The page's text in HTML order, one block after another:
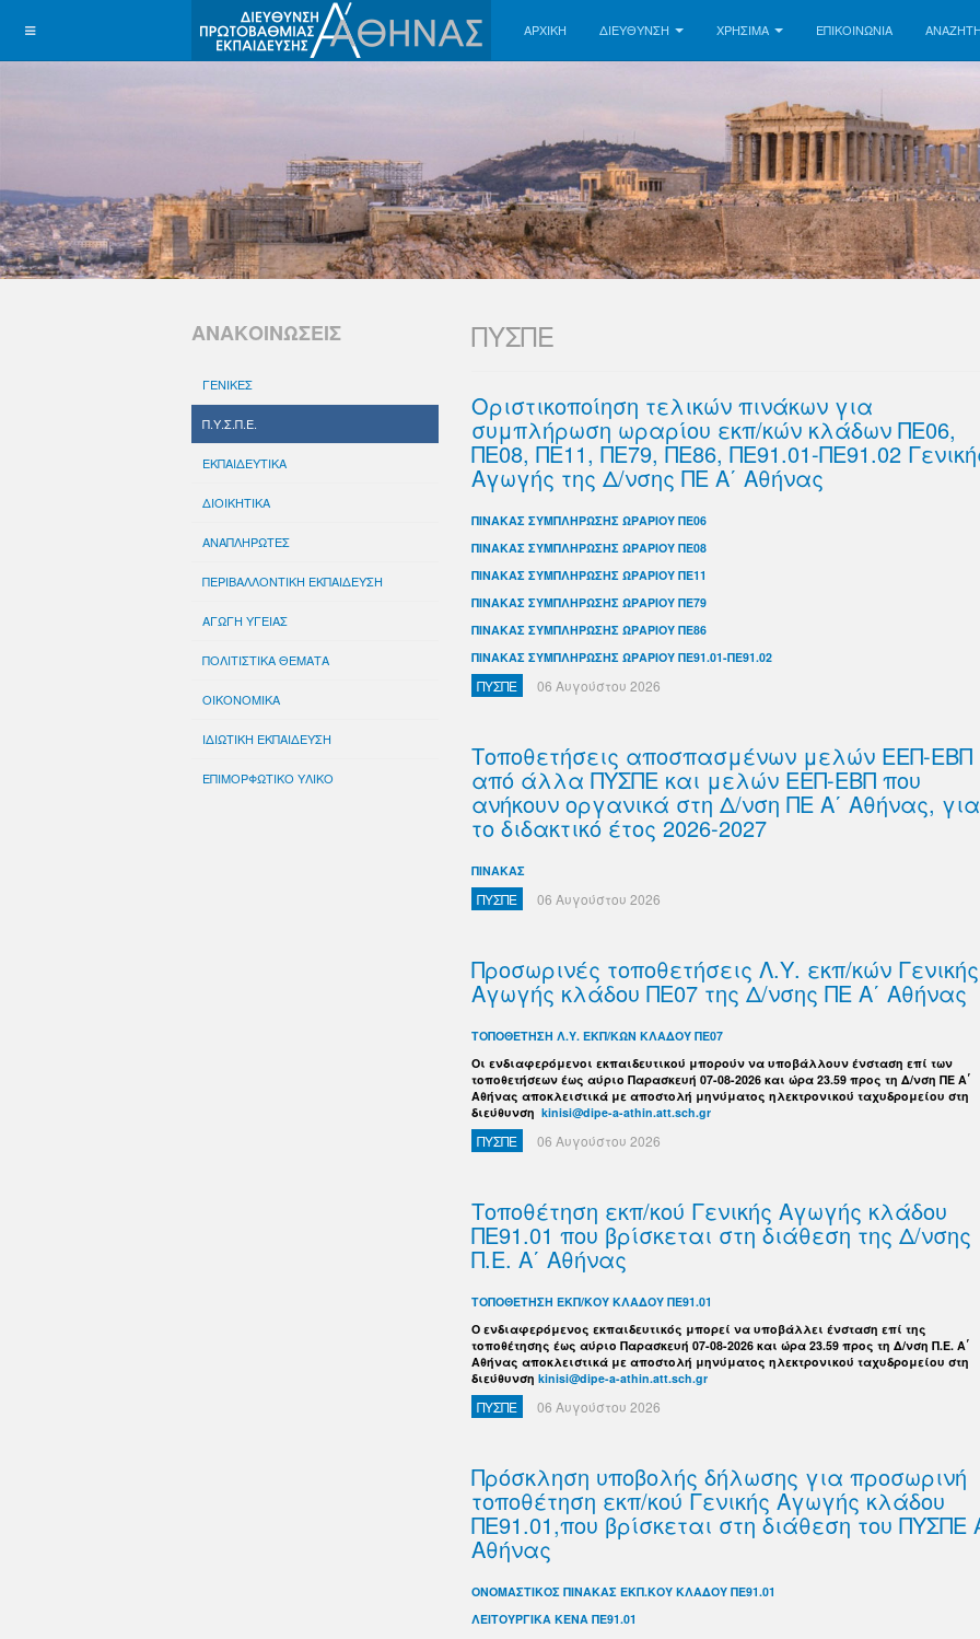
ΑΡΧΙΚΗ ΔΙΕΥΘΥΝΣΗ ΧΡΗΣΙΜΑ ΕΠΙΚΟΙΝΩΝΊΑ
ΠΥΣΠΕ
Οριστικοποίηση τελικών πινάκων για
συμπλήρωση ωραρίου εκπ/κών κλάδων ΠΕ06,
ΠΕ08, ΠΕ11, ΠΕ79, ΠΕ86, ΠΕ91.01-ΠΕ91.02
Αγωγής της Δ/νσης ΠΕ Α΄ Αθήνας
ΠΙΝΑΚΑΣ ΣΥΜΠΛΗΡΩΣΗΣ ΩΡΑΡΙΟΥ ΠΕ06
ΠΙΝΑΚΑΣ ΣΥΜΠΛΗΡΩΣΗΣ ΩΡΑΡΙΟΥ ΠΕ08
ΠΙΝΑΚΑΣ ΣΥΜΠΛΗΡΩΣΗΣ ΩΡΑΡΙΟΥ ΠΕ11
ΠΙΝΑΚΑΣ ΣΥΜΠΛΗΡΩΣΗΣ ΩΡΑΡΙΟΥ ΠΕ79
ΠΙΝΑΚΑΣ ΣΥΜΠΛΗΡΩΣΗΣ ΩΡΑΡΙΟΥ ΠΕ86
ΠΙΝΑΚΑΣ ΣΥΜΠΛΗΡΩΣΗΣ ΩΡΑΡΙΟΥ ΠΕ91.01-ΠΕ91.02
ΠΥΣΠΕ 06 Αυγούστου 2026
Τοποθετήσεις αποσπασμένων μελών ΕΕΠ-ΕΒΠ
από άλλα ΠΥΣΠΕ και μελών ΕΕΠ-ΕΒΠ που
ανήκουν οργανικά στη Δ/νση ΠΕ Α΄ Αθήνας, για
το διδακτικό έτος 2026-2027
ΠΙΝΑΚΑΣ
ΠΥΣΠΕ 06 Αυγούστου 2026
Προσωρινές τοποθετήσεις Λ.Υ. εκπ/κών Γενικής
Αγωγής κλάδου ΠΕ07 της Δ/νσης ΠΕ Α΄ Αθήνας
ΤΟΠΟΘΕΤΗΣΗ Λ.Υ. ΕΚΠ/ΚΩΝ ΚΛΑΔΟΥ ΠΕ07
Οι ενδιαφερόμενοι εκπαιδευτικού μπορούν να υποβάλλουν ένσταση επί των
τοποθετήσεων έως αύριο Παρασκευή 07-08-2026 και ώρα 23.59 προς τη Δ/νση ΠΕ Α΄
Αθήνας αποκλειστικά με αποστολή μηνύματος ηλεκτρονικού ταχυδρομείου στη
διεύθυνση kinisi@dipe-a-athin.att.sch.gr
ΠΥΣΠΕ 06 Αυγούστου 2026
Τοποθέτηση εκπ/κού Γενικής Αγωγής κλάδου
ΠΕ91.01 που βρίσκεται στη διάθεση της Δ/νσης
Π.Ε. Α΄ Αθήνας
ΤΟΠΟΘΕΤΗΣΗ ΕΚΠ/ΚΟΥ ΚΛΑΔΟΥ ΠΕ91.01
Ο ενδιαφερόμενος εκπαιδευτικός μπορεί να υποβάλλει ένσταση επί της
τοποθέτησης έως αύριο Παρασκευή 07-08-2026 και ώρα 23.59 προς τη Δ/νση Π.Ε. Α΄
Αθήνας αποκλειστικά με αποστολή μηνύματος ηλεκτρονικού ταχυδρομείου στη
διεύθυνση kinisi@dipe-a-athin.att.sch.gr
ΠΥΣΠΕ 06 Αυγούστου 2026
Πρόσκληση υποβολής δήλωσης για προσωρινή
τοποθέτηση εκπ/κού Γενικής Αγωγής κλάδου
ΠΕ91.01,που βρίσκεται στη διάθεση του ΠΥΣΠΕ
Αθήνας
ΟΝΟΜΑΣΤΙΚΟΣ ΠΙΝΑΚΑΣ ΕΚΠ.ΚΟΥ ΚΛΑΔΟΥ ΠΕ91.01
ΛΕΙΤΟΥΡΓΙΚΑ ΚΕΝΑ ΠΕ91.01
ΑΝΑΚΟΙΝΩΣΕΙΣ
ΓΕΝΙΚΕΣ
Π.Υ.Σ.Π.Ε.
ΕΚΠΑΙΔΕΥΤΙΚΑ
ΔΙΟΙΚΗΤΙΚΑ
ΑΝΑΠΛΗΡΩΤΕΣ
ΠΕΡΙΒΑΛΛΟΝΤΙΚΗ ΕΚΠΑΙΔΕΥΣΗ
ΑΓΩΓΗ ΥΓΕΙΑΣ
ΠΟΛΙΤΙΣΤΙΚΑ ΘΕΜΑΤΑ
ΟΙΚΟΝΟΜΙΚΑ
ΙΔΙΩΤΙΚΗ ΕΚΠΑΙΔΕΥΣΗ
ΕΠΙΜΟΡΦΩΤΙΚΟ ΥΛΙΚΟ